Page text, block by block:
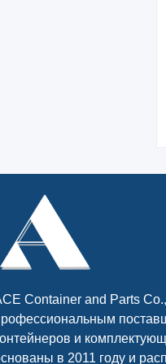
Container and Parts
и
в 2011 году и